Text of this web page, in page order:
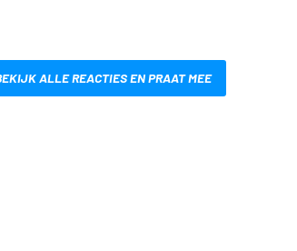
ALLE REACTIES EN PRAAT MEE